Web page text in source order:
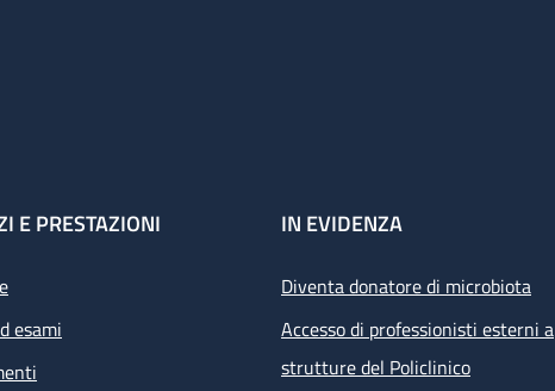
E PRESTAZIONI
esami
IN EVIDENZA
Diventa donatore di microbiota
Accesso di professionisti esterni a
strutture del Policlinico